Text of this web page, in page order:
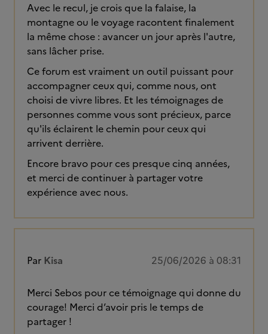
Avec le recul, je crois que la falaise, la
montagne ou le voyage racontent finalement
la même chose : avancer un jour après l'autre,
sans lâcher prise.
Ce forum est vraiment un outil puissant pour
accompagner ceux qui, comme nous, ont
choisi de vivre libres. Et les témoignages de
personnes comme vous sont précieux, parce
qu'ils éclairent le chemin pour ceux qui
arrivent derrière.
Encore bravo pour ces presque cinq années,
et merci de continuer à partager votre
expérience avec nous.
Par Kisa 25/06/2026 à 08:31
Merci Sebos pour ce témoignage qui donne du
courage! Merci d’avoir pris le temps de
partager !